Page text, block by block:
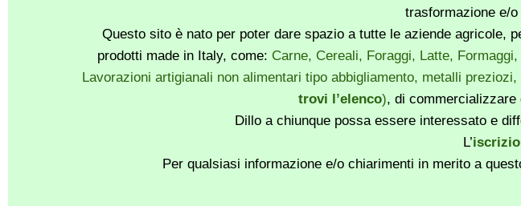
trasformazione e/
Questo sito è nato per poter dare spazio a tutte le aziende agricole,
prodotti made in Italy, come: Carne, Cereali, Foraggi, Latte,
Lavorazioni artigianali non alimentari tipo abbigliamento, metalli
trovi l’elenco), di commercializzare
Dillo a chiunque possa essere interessato e
L’
Per qualsiasi informazione e/o chiarimenti in merito a